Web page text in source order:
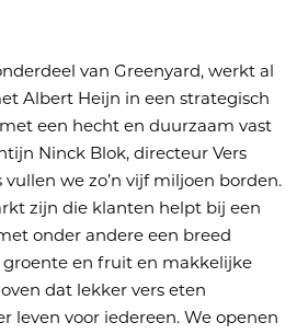
van Greenyard, werkt al
Albert Heijn in een strategisch
een hecht en duurzaam vast
Ninck Blok, directeur Vers
vullen we zo’n vijf miljoen borden.
zijn die klanten helpt bij een
onder andere een breed
groente en fruit en makkelijke
dat lekker vers eten
leven voor iedereen. We openen